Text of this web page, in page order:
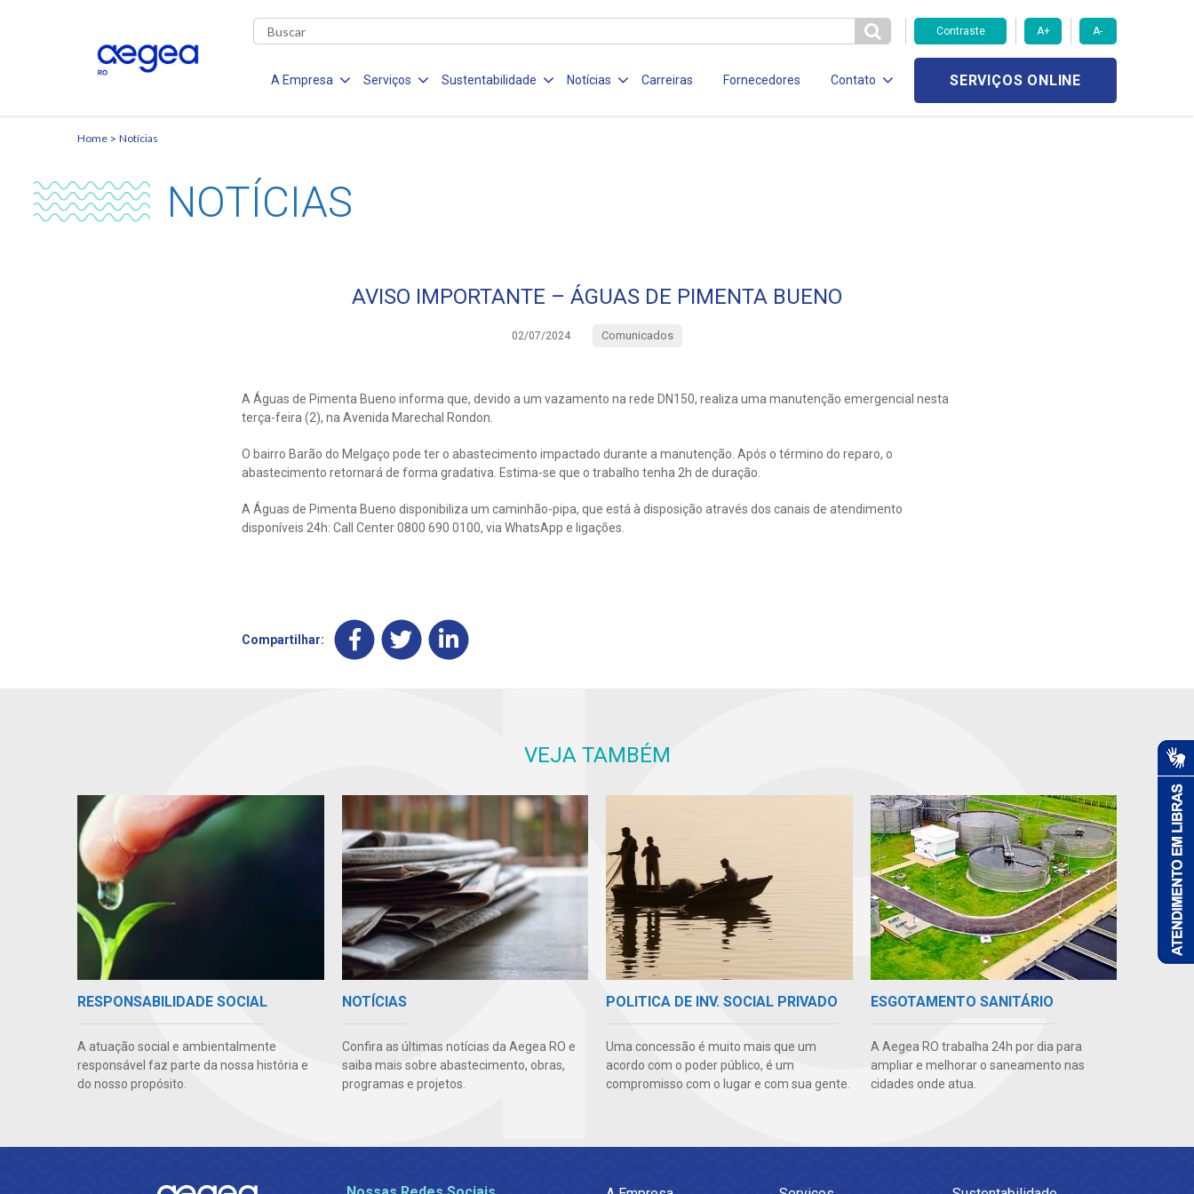
Contraste A+ A-
A Empresa Serviços Sustentabilidade Notícias Carreiras Fornecedores Contato SERVIÇOS ONLINE
Home Notícias
NOTÍCIAS
AVISO IMPORTANTE – ÁGUAS DE PIMENTA BUENO
02/07/2024 Comunicados
A Águas de Pimenta Bueno informa que, devido a um vazamento na rede DN150, realiza uma manutenção emergencial nesta
terça-feira (2), na Avenida Marechal Rondon.
O bairro Barão do Melgaço pode ter o abastecimento impactado durante a manutenção. Após o término do reparo, o
abastecimento retornará de forma gradativa. Estima-se que o trabalho tenha 2h de duração.
A Águas de Pimenta Bueno disponibiliza um caminhão-pipa, que está à disposição através dos canais de atendimento
disponíveis 24h: Call Center 0800 690 0100, via WhatsApp e ligações.
Compartilhar:
VEJA TAMBÉM
RESPONSABILIDADE SOCIAL
A atuação social e ambientalmente
responsável faz parte da nossa história e
do nosso propósito.
NOTÍCIAS
Confira as últimas notícias da Aegea RO e
saiba mais sobre abastecimento, obras,
programas e projetos.
POLITICA DE INV. SOCIAL PRIVADO
Uma concessão é muito mais que um
acordo com o poder público, é um
compromisso com o lugar e com sua gente.
ESGOTAMENTO SANITÁRIO
A Aegea RO trabalha 24h por dia para
ampliar e melhorar o saneamento nas
cidades onde atua.